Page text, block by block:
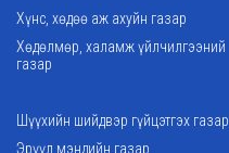
Хүнс, хөдөө аж ахуйн газар
Хөдөлмөр, халамж үйлчилгээний
газар
Шүүхийн шийдвэр гүйцэтгэх газар
Эрүүл мэндийн газар